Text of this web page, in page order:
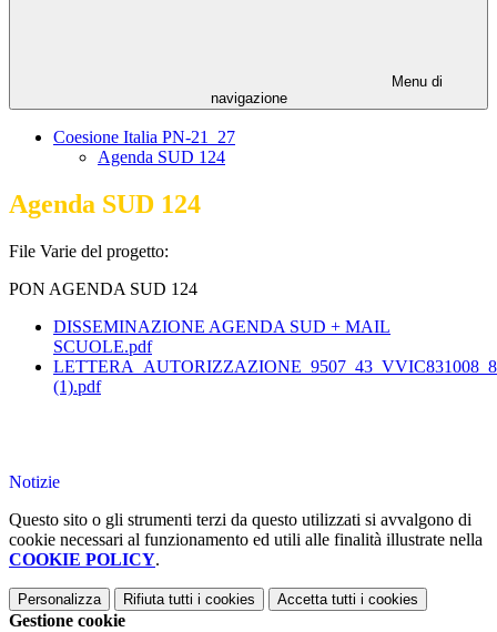
Menu di
navigazione
Coesione Italia PN-21_27
Agenda SUD 124
Agenda SUD 124
File Varie del progetto:
PON AGENDA SUD 124
DISSEMINAZIONE AGENDA SUD + MAIL
SCUOLE.pdf
(1).pdf
Notizie
Questo sito o gli strumenti terzi da questo utilizzati si avvalgono di
cookie necessari al funzionamento ed utili alle finalità illustrate nella
COOKIE POLICY.
Personalizza Rifiuta tutti i cookies Accetta tutti i cookies
Gestione cookie